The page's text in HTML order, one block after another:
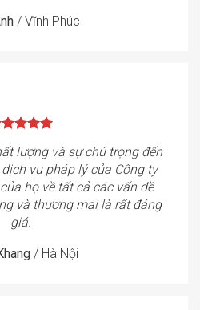
/ Vĩnh Phúc
lượng và sự chú trọng đến
vụ pháp lý của Công ty
họ về tất cả các vấn đề
và thương mại là rất đáng
giá.
/ Hà Nội